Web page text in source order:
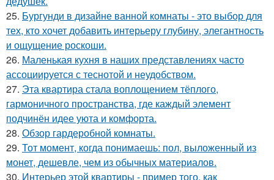
25. Бургунди в дизайне ванной комнаты - это выбор для
тех, кто хочет добавить интерьеру глубину, элегантность
и ощущение роскоши.
26. Маленькая кухня в наших представлениях часто
ассоциируется с теснотой и неудобством.
27. Эта квартира стала воплощением тёплого,
гармоничного пространства, где каждый элемент
подчинён идее уюта и комфорта.
28. Обзор гардеробной комнаты.
29. Тот момент, когда понимаешь: пол, выложенный из
монет, дешевле, чем из обычных материалов.
30. Интерьер этой квартиры - пример того, как